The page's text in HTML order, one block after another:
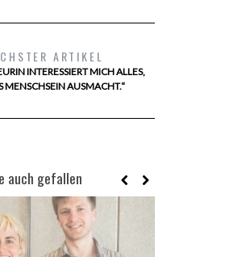
ARTIKEL
INTERESSIERT MICH ALLES,
MENSCHSEIN AUSMACHT .“
auch gefallen